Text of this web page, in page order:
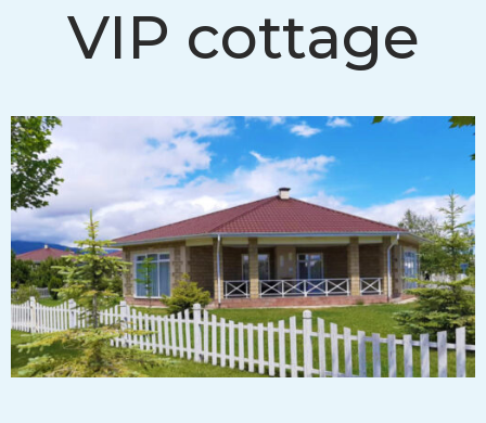
VIP cottage